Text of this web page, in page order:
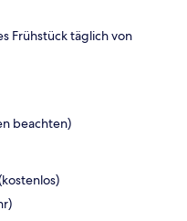
Frühstück täglich von
beachten)